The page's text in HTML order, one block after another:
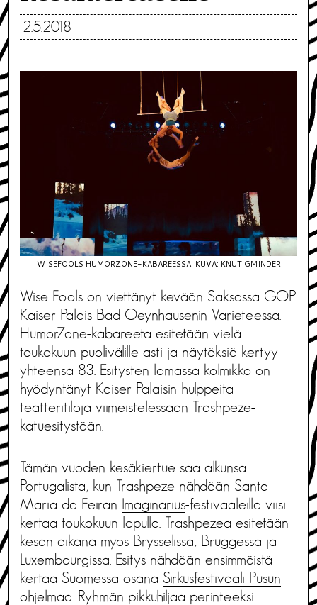
2.5.2018
WISEFOOLS HUMORZONE-KABAREESSA. KUVA: KNUT GMINDER
Wise Fools on viettänyt kevään Saksassa GOP
Kaiser Palais Bad Oeynhausenin Varieteessa.
HumorZone-kabareeta esitetään vielä
toukokuun puolivälille asti ja näytöksiä kertyy
yhteensä 83. Esitysten lomassa kolmikko on
hyödyntänyt Kaiser Palaisin hulppeita
teatteritiloja viimeistelessään Trashpeze-
katuesitystään.
Tämän vuoden kesäkiertue saa alkunsa
Portugalista, kun Trashpeze nähdään Santa
Maria da Feiran Imaginarius-festivaaleilla viisi
kertaa toukokuun lopulla. Trashpezea esitetään
kesän aikana myös Brysselissä, Bruggessa ja
Luxembourgissa. Esitys nähdään ensimmäistä
kertaa Suomessa osana Sirkusfestivaali Pusun
ohjelmaa. Ryhmän pikkuhiljaa perinteeksi